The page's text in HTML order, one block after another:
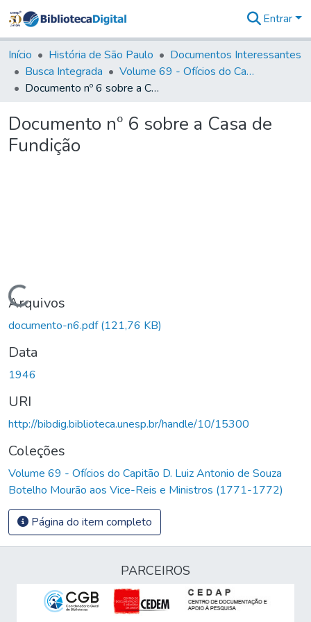
&
Coleções
Tudo na
Biblioteca
Estatísticas
Entrar
Início História de São Paulo
Documentos Interessantes
Busca Integrada
Volume 69 - Ofícios do Capitão D. Luiz Antonio de Souza Botelho Mourão aos Vice-Reis e Ministros (1771-1772)
Documento nº 6 sobre a Casa de Fundição
Documento nº 6 sobre a Casa de
Fundição
Carregando...
Arquivos
documento-n6.pdf(121,76 KB)
Data
1946
URI
http://bibdig.biblioteca.unesp.br/handle/10/15300
Coleções
Volume 69 - Ofícios do Capitão D. Luiz Antonio de Souza
Botelho Mourão aos Vice-Reis e Ministros (1771-1772)
Página do item completo
PARCEIROS